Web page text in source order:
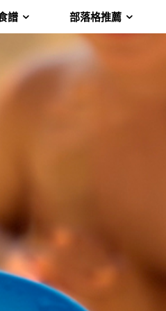
譜 部落格推薦